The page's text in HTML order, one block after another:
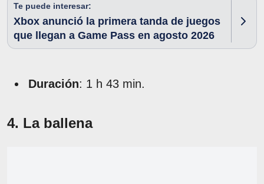
Te puede interesar:
Xbox anunció la primera tanda de juegos
que llegan a Game Pass en agosto 2026
Duración: 1 h 43 min.
4. La ballena